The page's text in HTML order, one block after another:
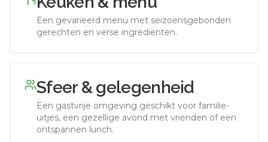
Een gevarieerd menu met seizoensgebonden
gerechten en verse ingrediënten.
Sfeer & gelegenheid
Een gastvrije omgeving geschikt voor familie-
uitjes, een gezellige avond met vrienden of een
ontspannen lunch.